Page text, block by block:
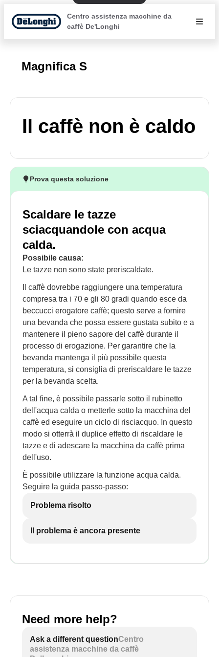
Centro assistenza macchine da
caffè De'Longhi
Magnifica S
Il caffè non è caldo
Prova questa soluzione
Scaldare le tazze
sciacquandole con acqua
calda.
Possibile causa:
Le tazze non sono state preriscaldate.
Il caffè dovrebbe raggiungere una temperatura
compresa tra i 70 e gli 80 gradi quando esce da
beccucci erogatore caffè; questo serve a fornire
una bevanda che possa essere gustata subito e a
mantenere il pieno sapore del caffè durante il
processo di erogazione. Per garantire che la
bevanda mantenga il più possibile questa
temperatura, si consiglia di preriscaldare le tazze
per la bevanda scelta.
A tal fine, è possibile passarle sotto il rubinetto
dell'acqua calda o metterle sotto la macchina del
caffè ed eseguire un ciclo di risciacquo. In questo
modo si otterrà il duplice effetto di riscaldare le
tazze e di adescare la macchina da caffè prima
dell'uso.
È possibile utilizzare la funzione acqua calda.
Seguire la guida passo-passo:
Problema risolto
Il problema è ancora presente
Need more help?
Ask a different questionCentro
assistenza macchine da caffè